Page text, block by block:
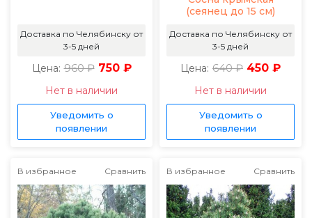
Доставка по Челябинску от
3-5 дней
Цена: 960 ₽ 750 ₽
Нет в наличии
Уведомить о
появлении
(сеянец до 15 см)
Доставка по Челябинску от
3-5 дней
Цена: 640 ₽ 450 ₽
Нет в наличии
Уведомить о
появлении
В избранное Сравнить В избранное Сравнить